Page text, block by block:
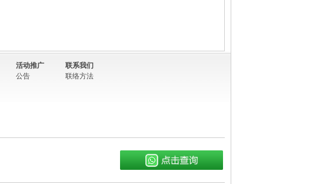
活动推广
公告
联系我们
联络方法